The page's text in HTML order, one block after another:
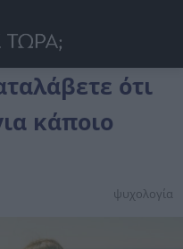
ότι
κάποιο
ψυχολογία